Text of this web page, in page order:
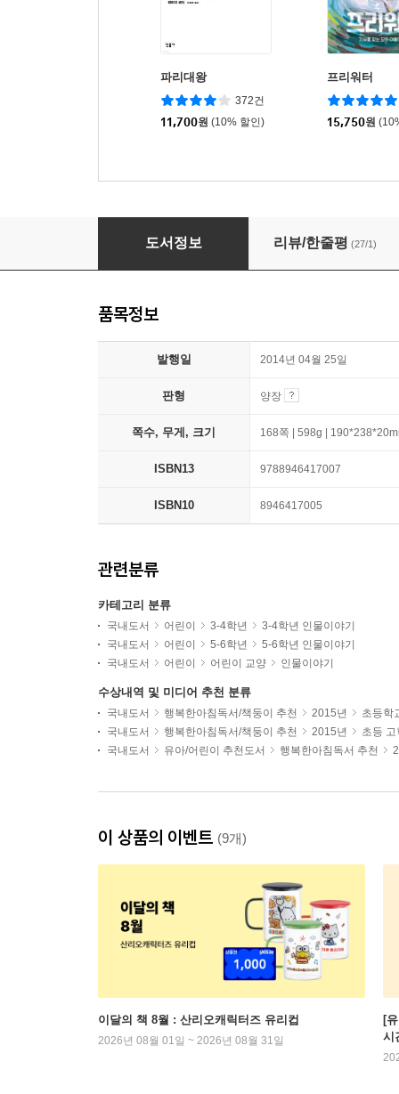
파리대왕
372건
11,700원 (10% 할인)
프리워터
15,750원
라이벌은 내 베스트 프렌드
도서정보 리뷰/한줄평 (27/1)
품목정보
발행일 2014년 04월 25일
판형 양장
쪽수, 무게, 크기 168쪽 | 598g |
ISBN13 9788946417007
ISBN10 8946417005
관련분류
카테고리 분류
국내도서 어린이 3-4학년
3-4학년 인물이야기
국내도서
어린이 5-6학년
5-6학년 인물이야기
국내도서
어린이 어린이 교양 인물이야기
수상내역 및 미디어 추천 분류
국내도서 행복한아침독서/책둥이 추천 2015년
초등학
국내도서
행복한아침독서/책둥이 추천 2015년
초등
국내도서
유아/어린이 추천도서 행복한아침독서 추천
이 상품의 이벤트 (9개)
이달의 책 8월 : 산리오캐릭터즈 유리컵
2026년 08월 01일 ~ 2026년 08월 31일
[
시